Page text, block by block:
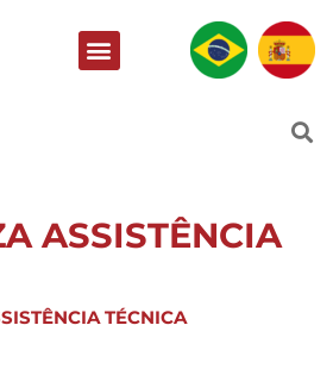
ASSISTÊNCIA
TÉCNICA